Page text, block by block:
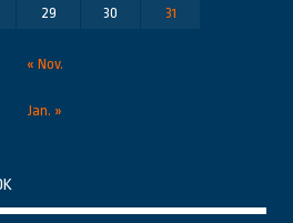
29 30 31
« Nov.
Jan. »